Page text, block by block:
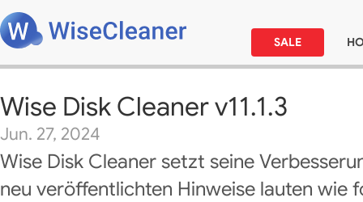
SALE
Wise Disk Cleaner v11.1.3
Jun. 27, 2024
Wise Disk Cleaner setzt seine
neu veröffentlichten Hinweise lauten wie